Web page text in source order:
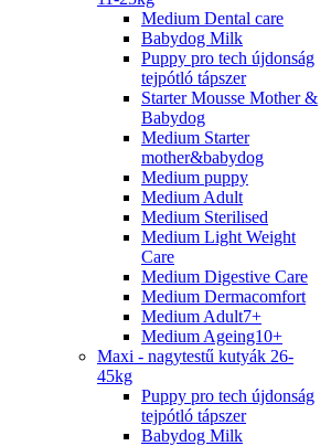
Medium Dental care
Babydog Milk
Puppy pro tech újdonság
tejpótló tápszer
Starter Mousse Mother &
Babydog
Medium Starter
mother&babydog
Medium puppy
Medium Adult
Medium Sterilised
Medium Light Weight
Care
Medium Digestive Care
Medium Dermacomfort
Medium Adult7+
Medium Ageing10+
Maxi - nagytestű kutyák 26-
45kg
Puppy pro tech újdonság
tejpótló tápszer
Babydog Milk